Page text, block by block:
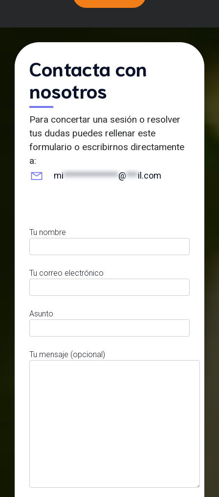
Contacta con
nosotros
Para concertar una sesión o resolver
tus dudas puedes rellenar este
formulario o escribirnos directamente
a:
mi**************@***il.com
Tu nombre
Tu correo electrónico
Asunto
Tu mensaje (opcional)